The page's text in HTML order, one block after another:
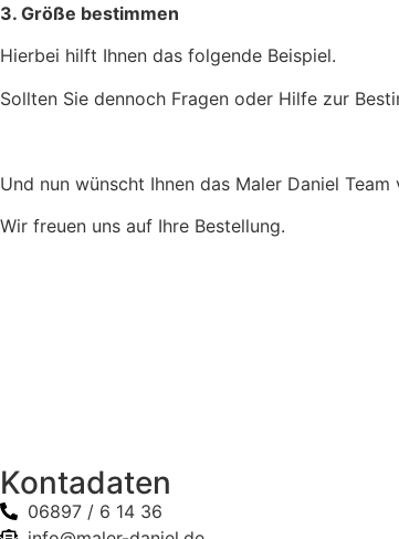
3. Größe bestimmen
Hierbei hilft Ihnen das folgende Beispiel.
Sollten Sie dennoch Fragen oder Hilfe zur
Und nun wünscht Ihnen das Maler Daniel
Wir freuen uns auf Ihre Bestellung.
Kontadaten
06897 / 6 14 36